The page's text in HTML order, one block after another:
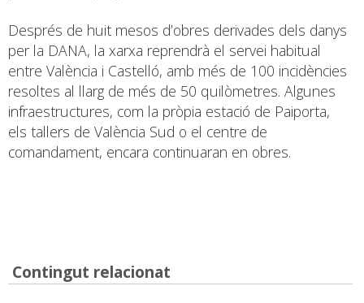
Després de huit mesos d’obres derivades dels danys
per la DANA, la xarxa reprendrà el servei habitual
entre València i Castelló, amb més de 100 incidències
resoltes al llarg de més de 50 quilòmetres. Algunes
infraestructures, com la pròpia estació de Paiporta,
els tallers de València Sud o el centre de
comandament, encara continuaran en obres.
Contingut relacionat